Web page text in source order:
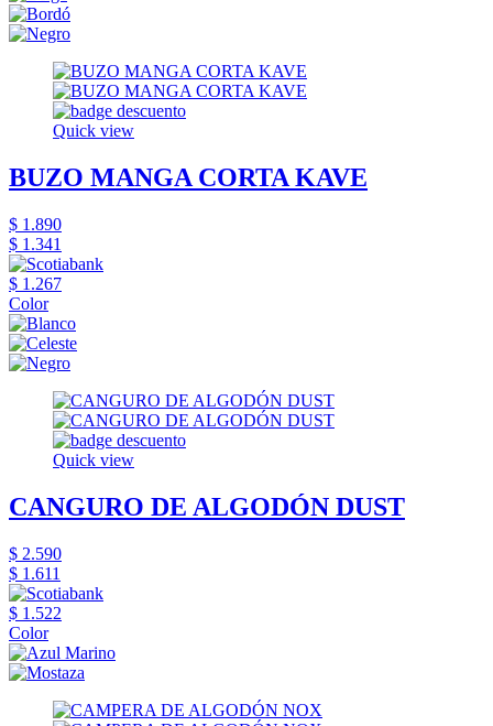
Quick view
BUZO MANGA CORTA KAVE
$ 1.890
$ 1.341
$ 1.267
Color
Quick view
CANGURO DE ALGODÓN DUST
$ 2.590
$ 1.611
$ 1.522
Color